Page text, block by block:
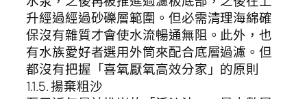
升經過經過砂礫層範圍。但必需清理海綿確
保沒有雜質才會使水流暢通無阻。此外，也
有水族愛好者選用外筒來配合底層過濾。但
都沒有把握「喜氧厭氧高效分家」的原則
1.1.5. 揚棄粗沙